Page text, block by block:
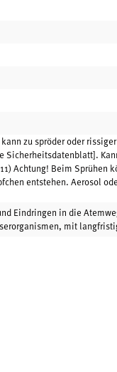
zu spröder oder
Sicherheitsdatenblatt].
Achtung! Beim Sprühen
entstehen. Aerosol
Eindringen in die
mit